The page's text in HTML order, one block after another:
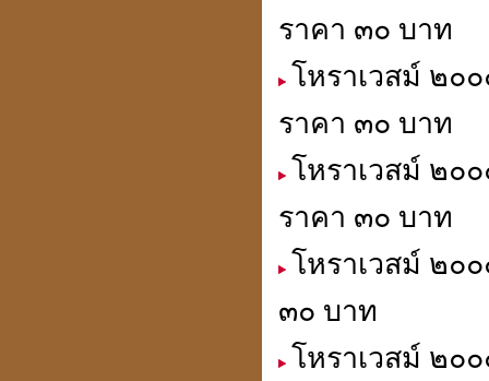
ราคา ๓๐ บาท
โหราเวสม์ ๒
ราคา ๓๐ บาท
โหราเวสม์ ๒
ราคา ๓๐ บาท
โหราเวสม์ ๒
๓๐ บาท
โหราเวสม์ ๒